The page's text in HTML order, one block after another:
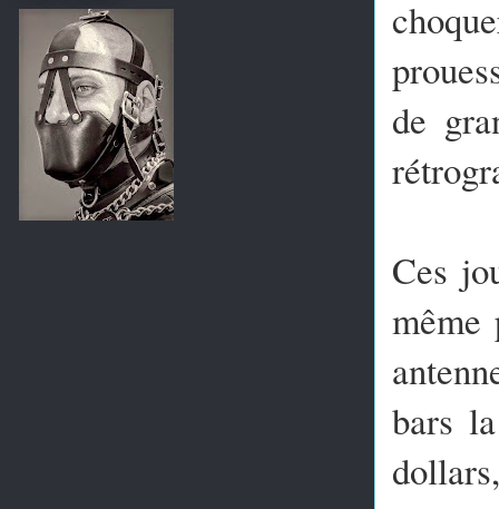
de
Ces
même
bars